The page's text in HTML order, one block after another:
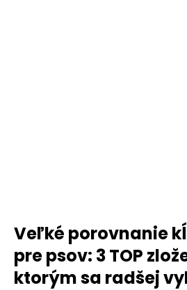
Veľké porovnanie
pre psov: 3 TOP
ktorým sa radšej